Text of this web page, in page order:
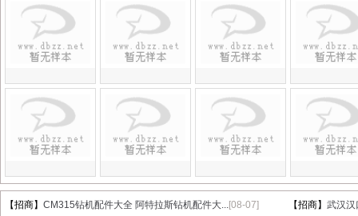
【招商】 CM315钻机配件大全 阿特拉斯钻机配件大...[08-07] 【招商】 武汉汉